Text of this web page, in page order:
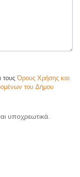
τουςΌρους Χρήσης και
του Δήμου
υποχρεωτικά.